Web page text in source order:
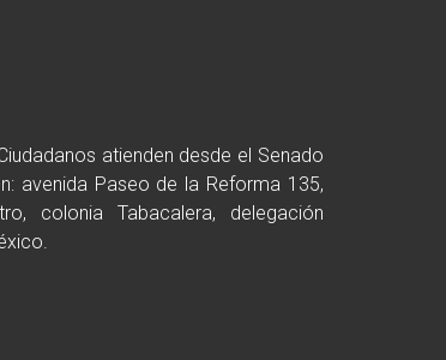
atienden desde el Senado
avenida Paseo de la Reforma 135,
colonia Tabacalera, delegación